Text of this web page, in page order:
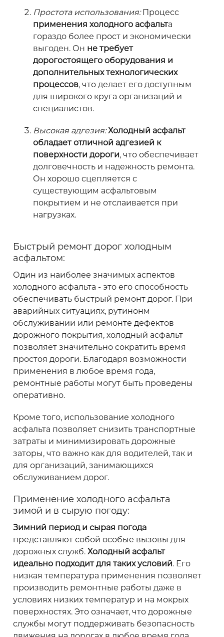
Простота использования:Процесс
применения холодного асфальта
гораздо более прост и экономически
выгоден. Он не требует
дорогостоящего оборудования и
дополнительных технологических
процессов, что делает его доступным
для широкого круга организаций и
специалистов.
Высокая адгезия: Холодный асфальт
обладает отличной адгезией к
поверхности дороги, что обеспечивает
долговечность и надежность ремонта.
Он хорошо сцепляется с
существующим асфальтовым
покрытием и не отслаивается при
нагрузках.
Быстрый ремонт дорог холодным
асфальтом:
Один из наиболее значимых аспектов
холодного асфальта - это его способность
обеспечивать быстрый ремонт дорог. При
аварийных ситуациях, рутинонм
обслуживании или ремонте дефектов
дорожного покрытия, холодный асфальт
позволяет значительно сократить время
простоя дороги. Благодаря возможности
применения в любое время года,
ремонтные работы могут быть проведены
оперативно.
Кроме того, использование холодного
асфальта позволяет снизить транспортные
затраты и минимизировать дорожные
заторы, что важно как для водителей, так и
для организаций, занимающихся
обслуживанием дорог.
Применение холодного асфальта
зимой и в сырую погоду:
Зимний период и сырая погода
представляют собой особые вызовы для
дорожных служб. Холодный асфальт
идеально подходит для таких условий. Его
низкая температура применения позволяет
производить ремонтные работы даже в
условиях низких температур и на мокрых
поверхностях. Это означает, что дорожные
службы могут поддерживать безопасность